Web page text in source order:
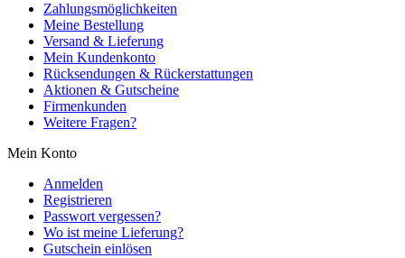
Zahlungsmöglichkeiten
Meine Bestellung
Versand & Lieferung
Mein Kundenkonto
Rücksendungen & Rückerstattungen
Aktionen & Gutscheine
Firmenkunden
Weitere Fragen?
Mein Konto
Anmelden
Registrieren
Passwort vergessen?
Wo ist meine Lieferung?
Gutschein einlösen